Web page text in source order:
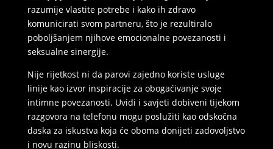
razumije vlastite potrebe i kako ih zdravo
komunicirati svom partneru, što je rezultiralo
poboljšanjem njihove emocionalne povezanosti i
seksualne sinergije.
Nije rijetkost ni da parovi zajedno koriste usluge
linije kao izvor inspiracije za obogaćivanje svoje
intimne povezanosti. Uvidi i savjeti dobiveni tijekom
razgovora na telefonu mogu poslužiti kao odskočna
daska za iskustva koja će oboma donijeti zadovoljstvo
i novu razinu bliskosti.